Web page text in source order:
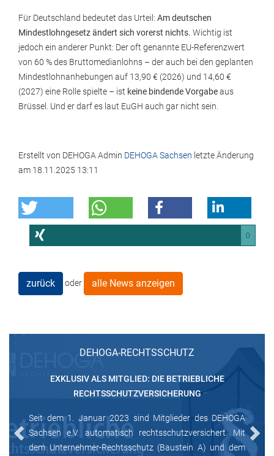
Für Deutschland bedeutet das Urteil: Am deutschen
Mindestlohngesetz ändert sich vorerst nichts. Wichtig ist
jedoch ein anderer Punkt: Der oft genannte EU-Referenzwert
von 60 % des Bruttomedianlohns – der auch bei den geplanten
Mindestlohnanhebungen auf 13,90 € (2026) und 14,60 €
(2027) eine Rolle spielte – ist keine bindende Vorgabeaus
Brüssel. Und er darf es laut EuGH auch gar nicht sein.
Erstellt von DEHOGA Admin DEHOGA Sachsen letzte Änderung
am 18.11.2025 13:11
0
zurück oder alle News anzeigen
DEHOGA-RECHTSSCHUTZ
EXKLUSIV ALS MITGLIED: DIE BETRIEBLICHE
RECHTSSCHUTZVERSICHERUNG
Seit dem 1. Januar 2023 sind Mitglieder des DEHOGA
Sachsen e.V. automatisch rechtsschutzversichert. Mit
dem Unternehmer-Rechtsschutz (Baustein A) und dem
Previous Next